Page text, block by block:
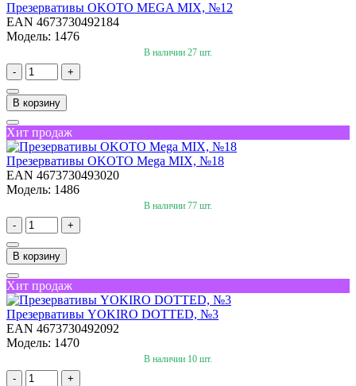
Презервативы OKOTO MEGA MIX, №12
EAN 4673730492184
Модель: 1476
В наличии 27 шт.
- +
В корзину
Хит продаж
Презервативы OKOTO Mega MIX, №18
EAN 4673730493020
Модель: 1486
В наличии 77 шт.
- +
В корзину
Хит продаж
Презервативы YOKIRO DOTTED, №3
EAN 4673730492092
Модель: 1470
В наличии 10 шт.
- +